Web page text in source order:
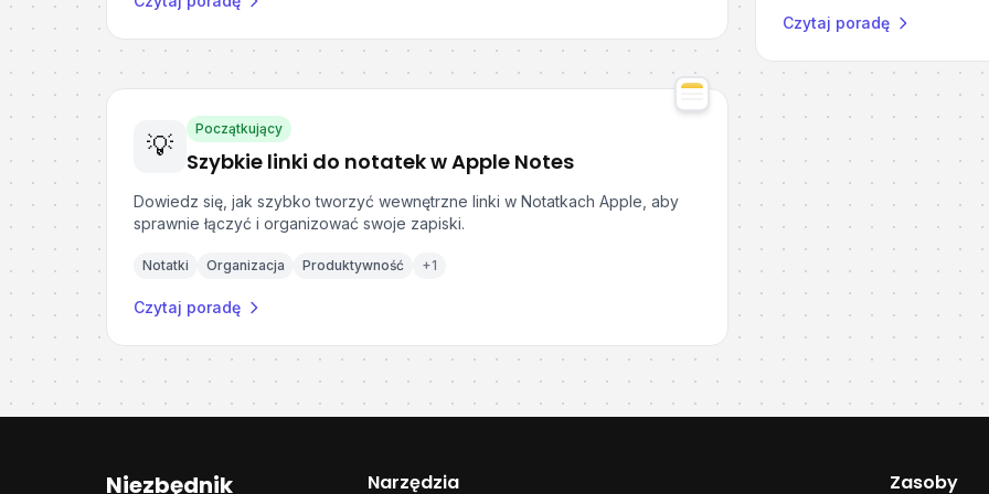
Czytaj poradę
💡
Początkujący
Szybkie linki do notatek w Apple Notes
Dowiedz się, jak szybko tworzyć wewnętrzne linki w Notatkach Apple, aby
sprawnie łączyć i organizować swoje zapiski.
Notatki Organizacja Produktywność +1
Czytaj poradę
Niezbędnik Narzędzia Zasoby